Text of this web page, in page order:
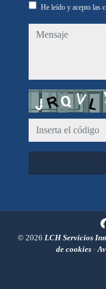
He leído y acepto las
mensaje
Captcha
© 2026 LCH Servicios
de cookies ·